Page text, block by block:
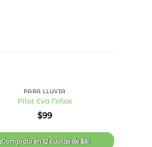
de
deseos
PARA LLUVIA
Pilot Eva Niños
$99
¡Compralo en12 cuotasde$8!